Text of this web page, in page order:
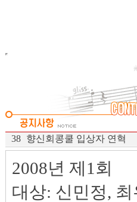
38 향신회콩쿨 입상자 연혁
2008년 제1회
대상: 신민정,